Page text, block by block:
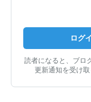
ログ
読者になると、ブロ
更新通知を受け